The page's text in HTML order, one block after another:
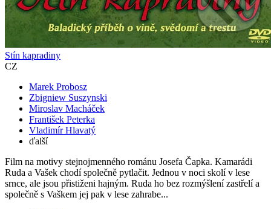
Stín kapradiny
CZ
Marek Probosz
Zbigniew Suszynski
Miroslav Macháček
František Peterka
Vladimír Hlavatý
ďalší
Film na motivy stejnojmenného románu Josefa Čapka. Kamarádi
Ruda a Vašek chodí společně pytlačit. Jednou v noci skolí v lese
srnce, ale jsou přistiženi hajným. Ruda ho bez rozmýšlení zastřelí a
společně s Vaškem jej pak v lese zahrabe...